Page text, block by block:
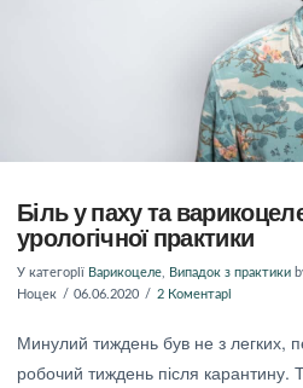
Біль у паху та
урологічної практики
У категорії Варикоцеле, Випадок з практики
Ноцек
06.06.2020 2 Коментарі
Минулий тиждень був не з легких,
робочий тиждень після карантину.